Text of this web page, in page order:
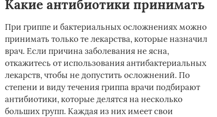
Какие антибиотики принимать
При гриппе и бактериальных осложнениях можно
принимать только те лекарства, которые назначил
врач. Если причина заболевания не ясна,
откажитесь от использования антибактериальных
лекарств, чтобы не допустить осложнений. По
степени и виду течения гриппа врачи подбирают
антибиотики, которые делятся на несколько
больших групп. Каждая из них имеет свои